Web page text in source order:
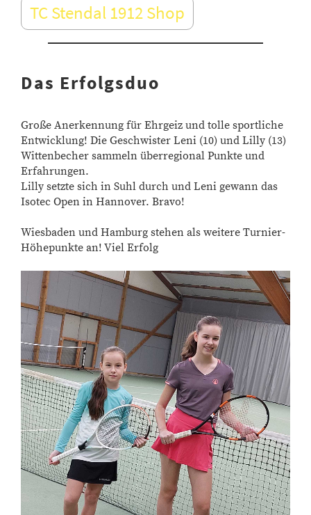
TC Stendal 1912 Shop
Das Erfolgsduo
Große Anerkennung für Ehrgeiz und tolle sportliche
Entwicklung! Die Geschwister Leni (10) und Lilly (13)
Wittenbecher sammeln überregional Punkte und
Erfahrungen.
Lilly setzte sich in Suhl durch und Leni gewann das
Isotec Open in Hannover. Bravo!
Wiesbaden und Hamburg stehen als weitere Turnier-
Höhepunkte an! Viel Erfolg